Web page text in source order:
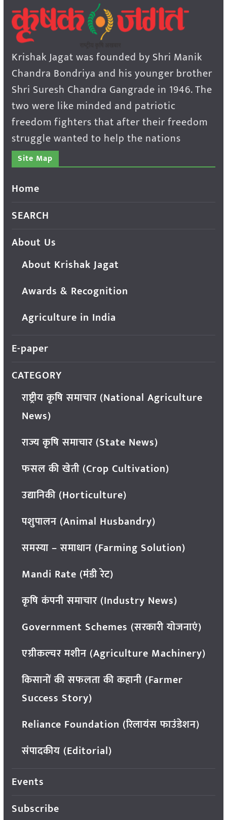
Krishak Jagat was founded by Shri Manik
Chandra Bondriya and his younger brother
Shri Suresh Chandra Gangrade in 1946. The
two were like minded and patriotic
freedom fighters that after their freedom
struggle wanted to help the nations
Site Map
Home
SEARCH
About Us
About Krishak Jagat
Awards & Recognition
Agriculture in India
E-paper
CATEGORY
राष्ट्रीय कृषि समाचार (National Agriculture
News)
राज्य कृषि समाचार (State News)
फसल की खेती (Crop Cultivation)
उद्यानिकी (Horticulture)
पशुपालन (Animal Husbandry)
समस्या – समाधान (Farming Solution)
Mandi Rate (मंडी रेट)
कृषि कंपनी समाचार (Industry News)
Government Schemes (सरकारी योजनाएं)
एग्रीकल्चर मशीन (Agriculture Machinery)
किसानों की सफलता की कहानी (Farmer
Success Story)
Reliance Foundation (रिलायंस फाउंडेशन)
संपादकीय (Editorial)
Events
Subscribe